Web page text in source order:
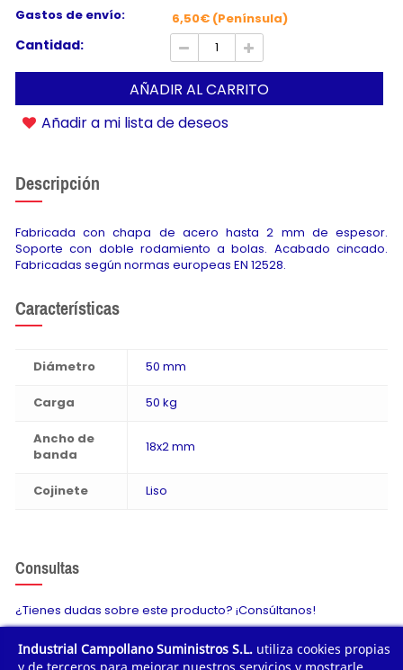
Gastos de envío:
6,50€ (Península)
Cantidad:
AÑADIR AL CARRITO
Añadir a mi lista de deseos
Descripción
Fabricada con chapa de acero hasta 2 mm de espesor.
Soporte con doble rodamiento a bolas. Acabado cincado.
Fabricadas según normas europeas EN 12528.
Características
Diámetro 50 mm
Carga 50 kg
Ancho de
banda
18x2 mm
Cojinete Liso
Consultas
¿Tienes dudas sobre este producto? ¡Consúltanos!
Industrial Campollano Suministros S.L. utiliza cookies propias